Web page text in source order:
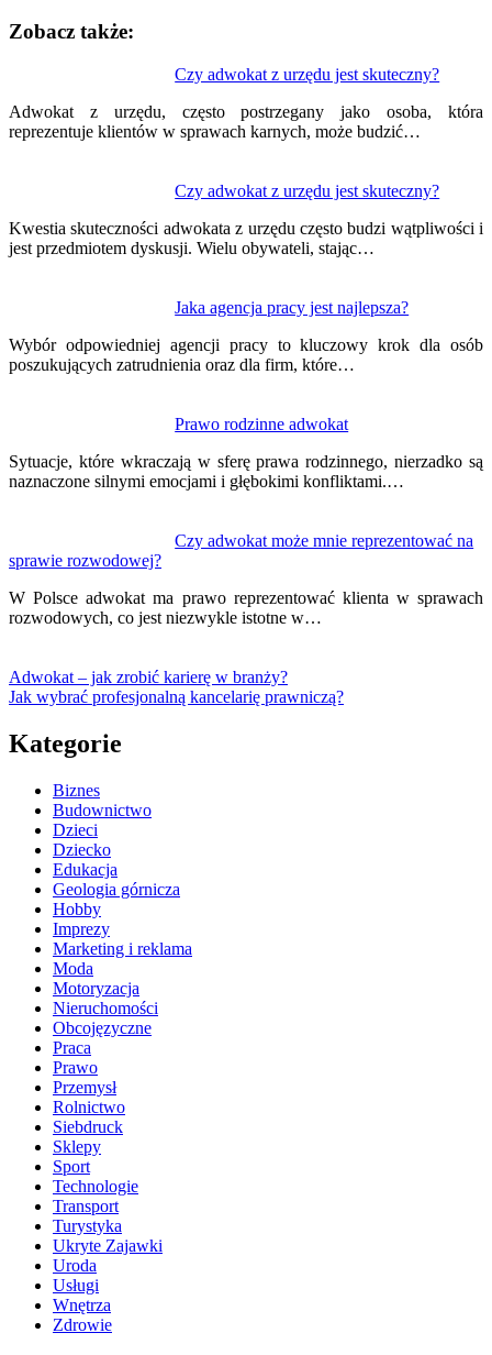
Zobacz także:
Czy adwokat z urzędu jest skuteczny?
Adwokat z urzędu, często postrzegany jako osoba, która
reprezentuje klientów w sprawach karnych, może budzić…
Czy adwokat z urzędu jest skuteczny?
Kwestia skuteczności adwokata z urzędu często budzi wątpliwości i
jest przedmiotem dyskusji. Wielu obywateli, stając…
Jaka agencja pracy jest najlepsza?
Wybór odpowiedniej agencji pracy to kluczowy krok dla osób
poszukujących zatrudnienia oraz dla firm, które…
Prawo rodzinne adwokat
Sytuacje, które wkraczają w sferę prawa rodzinnego, nierzadko są
naznaczone silnymi emocjami i głębokimi konfliktami.…
Czy adwokat może mnie reprezentować na
sprawie rozwodowej?
W Polsce adwokat ma prawo reprezentować klienta w sprawach
rozwodowych, co jest niezwykle istotne w…
wpisu
Adwokat – jak zrobić karierę w branży?
Jak wybrać profesjonalną kancelarię prawniczą?
Kategorie
Biznes
Budownictwo
Dzieci
Dziecko
Edukacja
Geologia górnicza
Hobby
Imprezy
Marketing i reklama
Moda
Motoryzacja
Nieruchomości
Obcojęzyczne
Praca
Prawo
Przemysł
Rolnictwo
Siebdruck
Sklepy
Sport
Technologie
Transport
Turystyka
Ukryte Zajawki
Uroda
Usługi
Wnętrza
Zdrowie